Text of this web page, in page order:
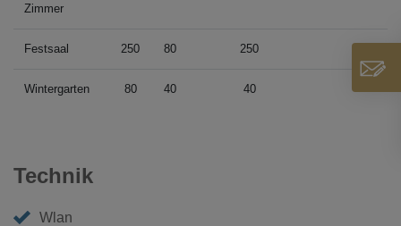
Zimmer
Festsaal 250 80 250
Wintergarten 80 40 40
Technik
Wlan